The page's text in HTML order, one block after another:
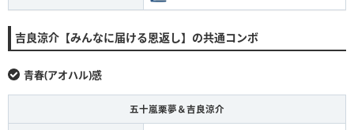
吉良涼介【みんなに届ける恩返し】の共通コンボ
青春(アオハル)感
五十嵐栗夢＆吉良涼介